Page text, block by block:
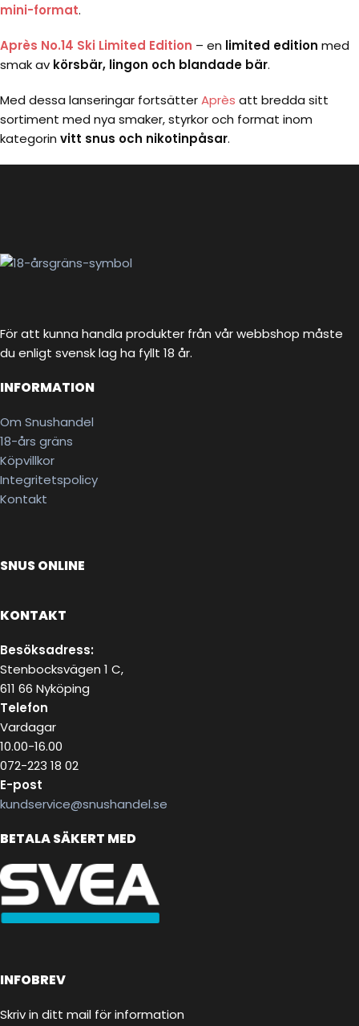
mini-format.
Après No.14 Ski Limited Edition – en limited edition med
smak av körsbär, lingon och blandade bär.
Med dessa lanseringar fortsätterAprès att bredda sitt
sortiment med nya smaker, styrkor och format inom
kategorin vitt snus och nikotinpåsar.
För att kunna handla produkter från vår webbshop måste
du enligt svensk lag ha fyllt 18 år.
INFORMATION
Om Snushandel
18-års gräns
Köpvillkor
Integritetspolicy
Kontakt
SNUS ONLINE
KONTAKT
Besöksadress:
Stenbocksvägen 1 C,
611 66 Nyköping
Telefon
Vardagar
10.00-16.00
072-223 18 02
E-post
kundservice@snushandel.se
BETALA SÄKERT MED
INFOBREV
Skriv in ditt mail för information